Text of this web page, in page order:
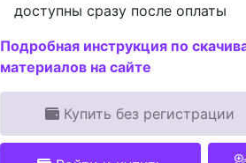
доступны сразу после оплаты
Подробная инструкция по
материалов на сайте
Купить без регистрации